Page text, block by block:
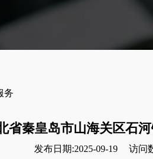
务
省秦皇岛市山海关区石
发布日期:2025-09-19 访问